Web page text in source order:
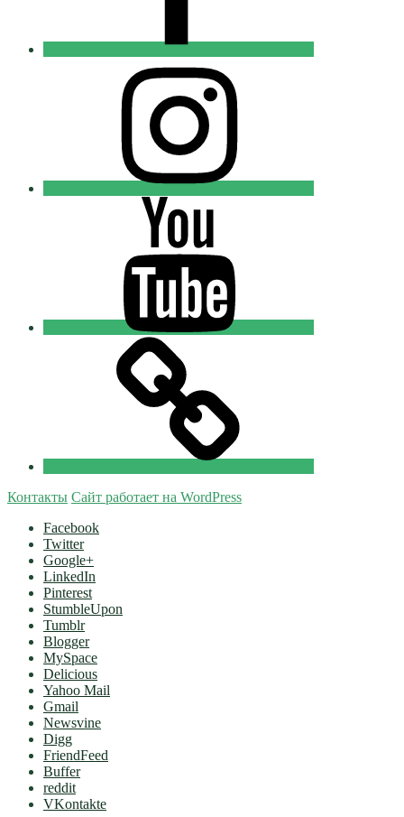
Православные
Добровольцы
Православные
Добровольцы
Контакты Сайт работает на WordPress
Facebook
Twitter
Google+
LinkedIn
Pinterest
StumbleUpon
Tumblr
Blogger
MySpace
Delicious
Yahoo Mail
Gmail
Newsvine
Digg
FriendFeed
Buffer
reddit
VKontakte